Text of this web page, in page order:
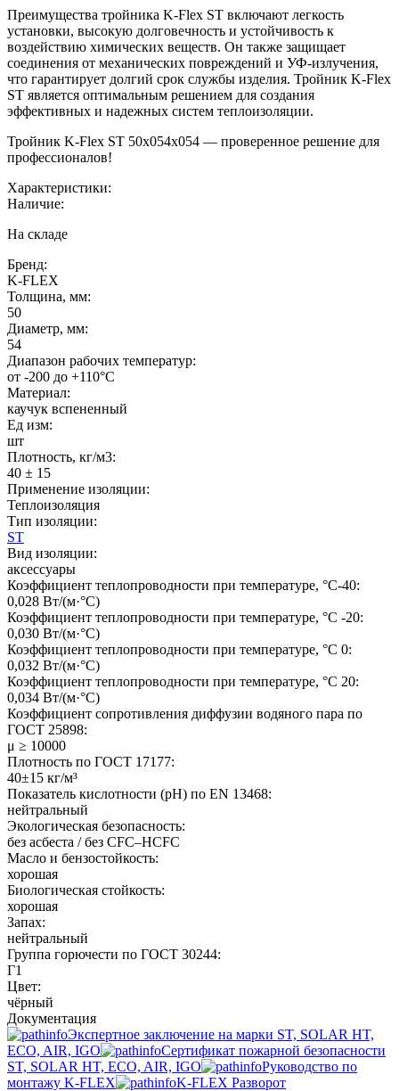
Преимущества тройника K-Flex ST включают легкость
установки, высокую долговечность и устойчивость к
воздействию химических веществ. Он также защищает
соединения от механических повреждений и УФ-излучения,
что гарантирует долгий срок службы изделия. Тройник K-Flex
ST является оптимальным решением для создания
эффективных и надежных систем теплоизоляции.
Тройник K-Flex ST 50x054x054 — проверенное решение для
профессионалов!
Характеристики:
Наличие:
На складе
Бренд:
K-FLEX
Толщина, мм:
50
Диаметр, мм:
54
Диапазон рабочих температур:
от -200 до +110°C
Материал:
каучук вспененный
Ед изм:
шт
Плотность, кг/м3:
40 ± 15
Применение изоляции:
Теплоизоляция
Тип изоляции:
ST
Вид изоляции:
аксессуары
Коэффициент теплопроводности при температуре, °C-40:
0,028 Вт/(м·°C)
Коэффициент теплопроводности при температуре, °C -20:
0,030 Вт/(м·°C)
Коэффициент теплопроводности при температуре, °C 0:
0,032 Вт/(м·°C)
Коэффициент теплопроводности при температуре, °C 20:
0,034 Вт/(м·°C)
Коэффициент сопротивления диффузии водяного пара по
ГОСТ 25898:
μ ≥ 10000
Плотность по ГОСТ 17177:
40±15 кг/м³
Показатель кислотности (pH) по EN 13468:
нейтральный
Экологическая безопасность:
без асбеста / без CFC–HCFC
Масло и бензостойкость:
хорошая
Биологическая стойкость:
хорошая
Запах:
нейтральный
Группа горючести по ГОСТ 30244:
Г1
Цвет:
чёрный
Документация
Экспертное заключение на марки ST, SOLAR HT,
ECO, AIR, IGO
Сертификат пожарной безопасности
ST, SOLAR HT, ECO, AIR, IGO
Руководство по
монтажу K-FLEX
K-FLEX Разворот